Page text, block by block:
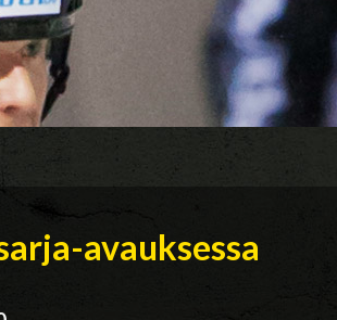
avauksessa